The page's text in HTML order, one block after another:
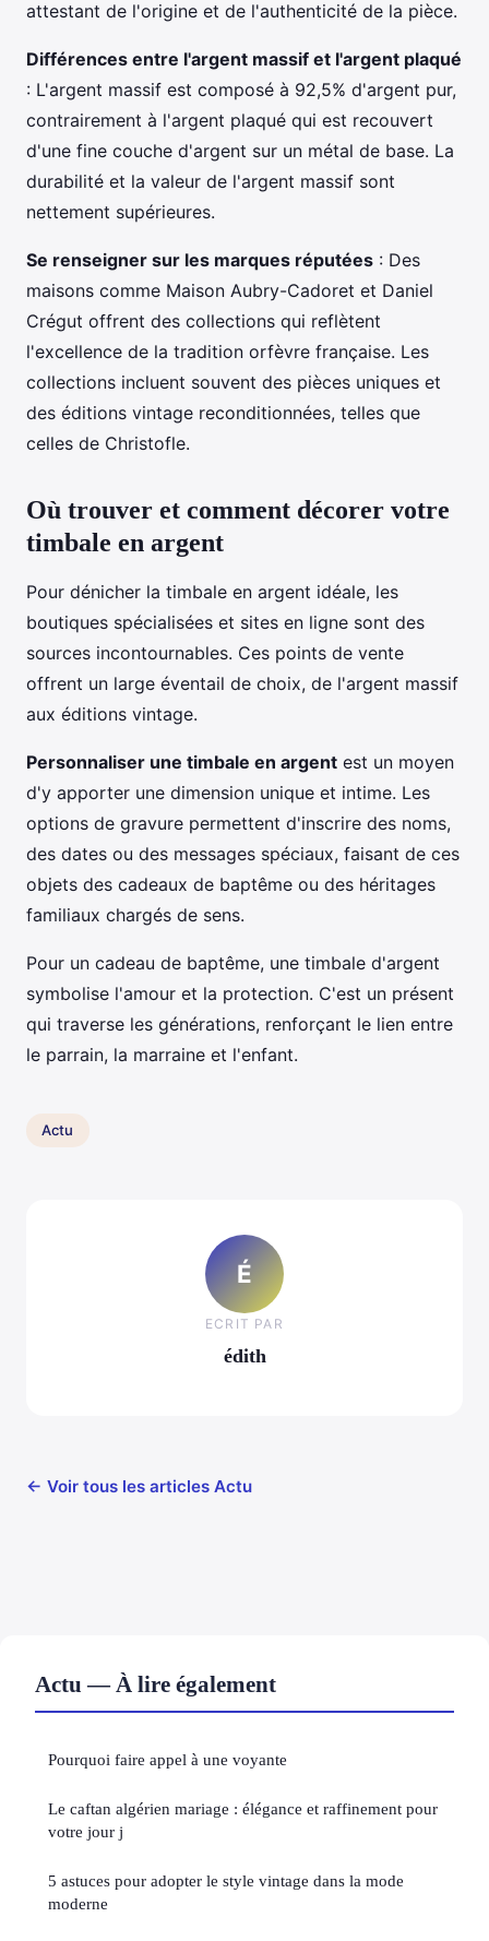
attestant de l'origine et de l'authenticité de la pièce.
Différences entre l'argent massif et l'argent plaqué
: L'argent massif est composé à 92,5% d'argent pur,
contrairement à l'argent plaqué qui est recouvert
d'une fine couche d'argent sur un métal de base. La
durabilité et la valeur de l'argent massif sont
nettement supérieures.
Se renseigner sur les marques réputées : Des
maisons comme Maison Aubry-Cadoret et Daniel
Crégut offrent des collections qui reflètent
l'excellence de la tradition orfèvre française. Les
collections incluent souvent des pièces uniques et
des éditions vintage reconditionnées, telles que
celles de Christofle.
Où trouver et comment décorer votre
timbale en argent
Pour dénicher la timbale en argent idéale, les
boutiques spécialisées et sites en ligne sont des
sources incontournables. Ces points de vente
offrent un large éventail de choix, de l'argent massif
aux éditions vintage.
Personnaliser une timbale en argent est un moyen
d'y apporter une dimension unique et intime. Les
options de gravure permettent d'inscrire des noms,
des dates ou des messages spéciaux, faisant de ces
objets des cadeaux de baptême ou des héritages
familiaux chargés de sens.
Pour un cadeau de baptême, une timbale d'argent
symbolise l'amour et la protection. C'est un présent
qui traverse les générations, renforçant le lien entre
le parrain, la marraine et l'enfant.
Actu
É
ECRIT PAR
édith
← Voir tous les articles Actu
Actu — À lire également
Pourquoi faire appel à une voyante
Le caftan algérien mariage : élégance et raffinement pour
votre jour j
5 astuces pour adopter le style vintage dans la mode
moderne